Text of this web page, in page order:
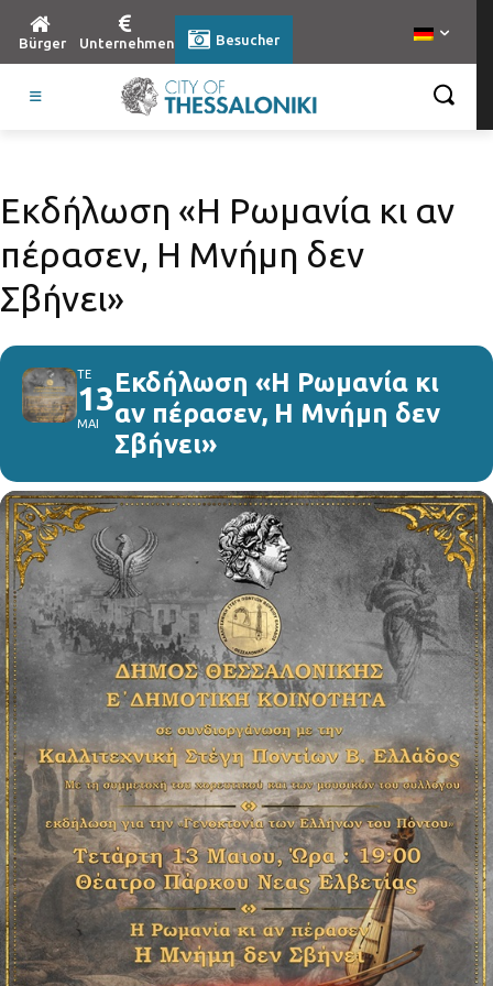
Bürger Unternehmen Besucher
Εκδήλωση «Η Ρωμανία κι αν
πέρασεν, Η Μνήμη δεν
Σβήνει»
ΤΕ
13
ΜΑΙ
Εκδήλωση «Η Ρωμανία κι
αν πέρασεν, Η Μνήμη δεν
Σβήνει»